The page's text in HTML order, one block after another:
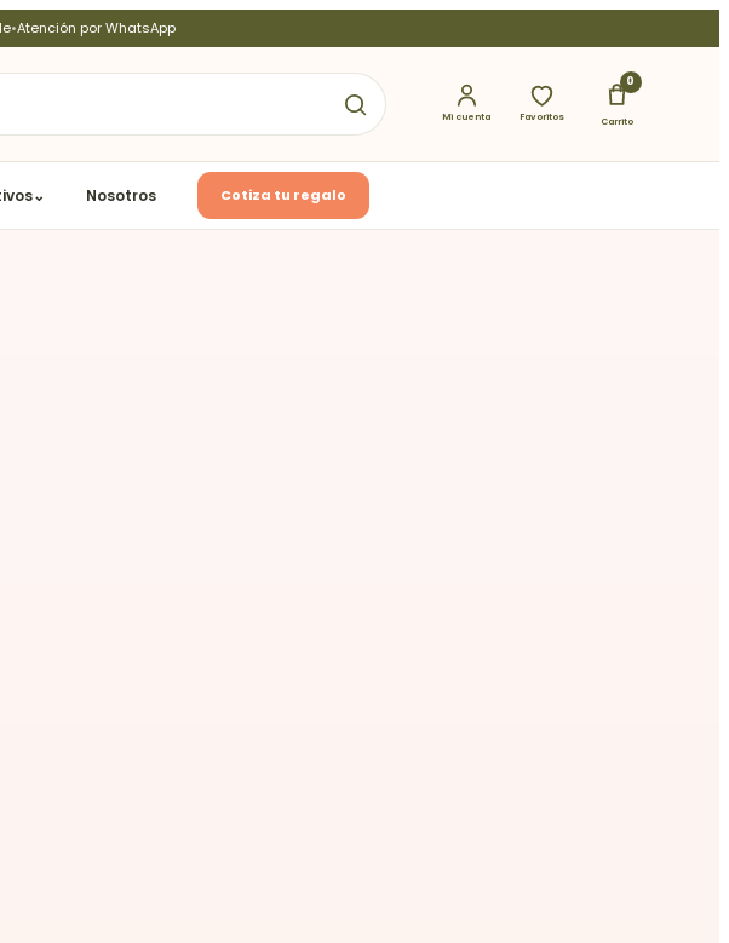
•Atención por WhatsApp
Mi cuenta Favoritos
0
Carrito
⌄ Nosotros Cotiza tu regalo